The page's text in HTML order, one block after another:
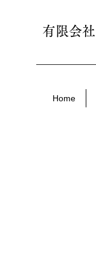
有限会社
Home